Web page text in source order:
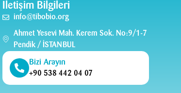
İletişim Bilgileri
info@tibobio.org
Ahmet Yesevi Mah. Kerem Sok. No:9/1-7
Pendik / İSTANBUL
Bizi Arayın
+90 538 442 04 07